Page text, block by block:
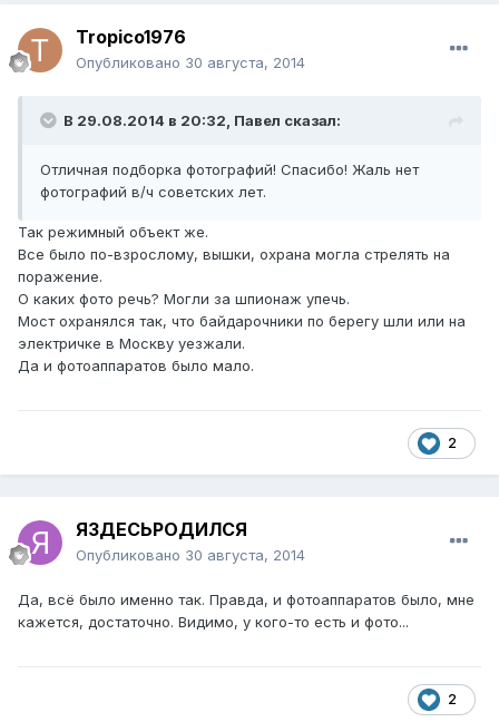
Tropico1976
Опубликовано 30 августа, 2014
В 29.08.2014 в 20:32, Павел сказал:
Отличная подборка фотографий! Спасибо! Жаль нет
фотографий в/ч советских лет.
Так режимный объект же.
Все было по-взрослому, вышки, охрана могла стрелять на
поражение.
О каких фото речь? Могли за шпионаж упечь.
Мост охранялся так, что байдарочники по берегу шли или на
электричке в Москву уезжали.
Да и фотоаппаратов было мало.
2
ЯЗДЕСЬРОДИЛСЯ
Опубликовано 30 августа, 2014
Да, всё было именно так. Правда, и фотоаппаратов было, мне
кажется, достаточно. Видимо, у кого-то есть и фото...
2